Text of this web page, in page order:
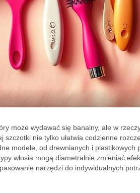
może wydawać się banalny, ale w
szczotki nie tylko ułatwia codzienne
modele, od drewnianych i
włosia mogą diametralnie zmieniać
narzędzi do indywidualnych